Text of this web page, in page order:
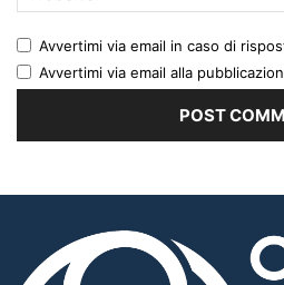
Avvertimi via email in caso di
Avvertimi via email alla